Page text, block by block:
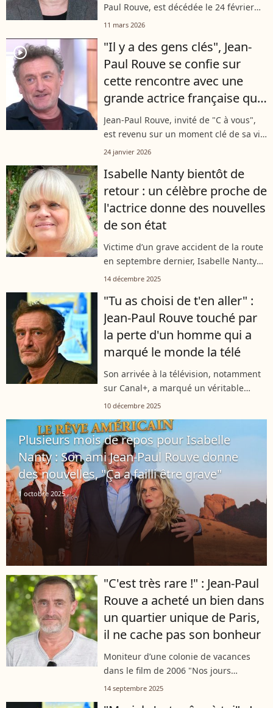
Paul Rouve, est décédée le 24 février
2026 à Dunkerque à l’âge de 84 ans.
présente dans la vie de son fils,...
11 mars 2026
player2
"Il y a des gens clés", Jean-
Paul Rouve se confie sur
cette rencontre avec une
grande actrice française qui
a joué un rôle décisif dans sa
carrière
Jean-Paul Rouve, invité de "C à vous",
est revenu sur un moment clé de sa vie
: l’aide déterminante d’Isabelle Nanty à
à Paris, alors qu’il manquait...
24 janvier 2026
Isabelle Nanty bientôt de
retour : un célèbre proche de
l'actrice donne des nouvelles
de son état
Victime d’un grave accident de la route
en septembre dernier, Isabelle Nanty
poursuit sa convalescence loin des
comédienne, dont Jean-Paul Rouve,...
14 décembre 2025
"Tu as choisi de t'en aller" :
Jean-Paul Rouve touché par
la perte d'un homme qui a
marqué le monde la télé
Son arrivée à la télévision, notamment
sur Canal+, a marqué un véritable
changement. Cet homme a eu un
France. Aujourd’hui, Jean-Paul Rouve se
remémore,...
10 décembre 2025
Plusieurs mois de repos pour Isabelle
Nanty : Son ami Jean-Paul Rouve donne
des nouvelles, "Ça a failli être grave"
1 octobre 2025
"C'est très rare !" : Jean-Paul
Rouve a acheté un bien dans
un quartier unique de Paris,
il ne cache pas son bonheur
Moniteur d’une colonie de vacances
dans le film de 2006 "Nos jours
heureux", diffusé à 21h10 sur W9 ce
14 septembre 2025